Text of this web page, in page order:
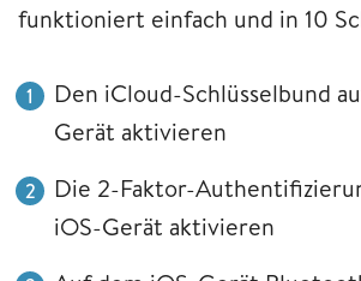
funktioniert einfach und in 10
Den iCloud-Schlüsselbund
Gerät aktivieren
Die 2-Faktor-
iOS-Gerät aktivieren